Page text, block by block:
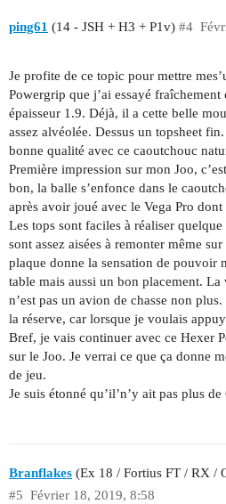
ping61 (14 - JSH + H3 + P1v) #4
Je profite de ce topic pour mettre
Powergrip que j’ai essayé
épaisseur 1.9. Déjà, il a cette belle
assez alvéolée. Dessus un topsheet
bonne qualité avec ce caoutchouc
Première impression sur mon Joo,
bon, la balle s’enfonce dans le
après avoir joué avec le Vega Pro
Les tops sont faciles à réaliser
sont assez aisées à remonter même
plaque donne la sensation de pouvoir
table mais aussi un bon placement. La
n’est pas un avion de chasse non
la réserve, car lorsque je voulais
Bref, je vais continuer avec ce Hexer
sur le Joo. Je verrai ce que ça donne
de jeu.
Je suis étonné qu’il’n’y ait pas plus
Branflakes (Ex 18 / Fortius FT / RX /
Février 18, 2019, 8:58
#5